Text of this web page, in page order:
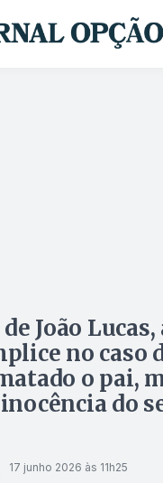
João Lucas,
no caso
o pai,
do
17 junho 2026 às 11h25